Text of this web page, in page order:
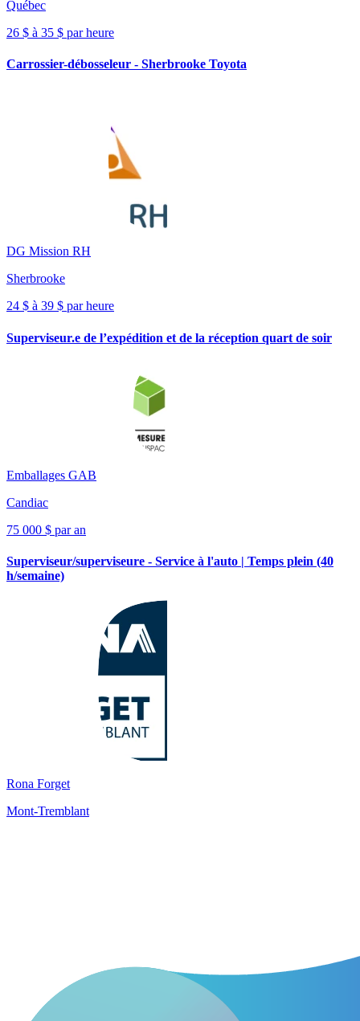
Québec
26 $ à 35 $ par heure
Carrossier-débosseleur - Sherbrooke Toyota
DG Mission RH
Sherbrooke
24 $ à 39 $ par heure
Superviseur.e de l’expédition et de la réception quart de soir
Emballages GAB
Candiac
75 000 $ par an
Superviseur/superviseure - Service à l'auto | Temps plein (40
h/semaine)
Rona Forget
Mont-Tremblant